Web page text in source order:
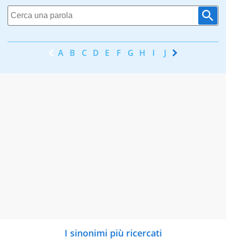
A B C D E F G H I J K
I sinonimi più ricercati